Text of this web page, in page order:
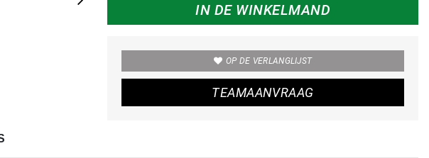
IN DE WINKELMAND
OP DE VERLANGLIJST
TEAMAANVRAAG